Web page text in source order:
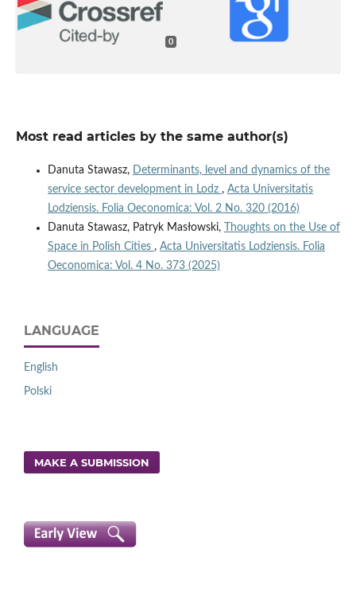
0
Most read articles by the same author(s)
Danuta Stawasz,
Determinants, level and dynamics of the
service sector development in Lodz , Acta Universitatis
Lodziensis. Folia Oeconomica: Vol. 2 No. 320 (2016)
Danuta Stawasz, Patryk Masłowski,
Thoughts on the Use of
Space in Polish Cities , Acta Universitatis Lodziensis. Folia
Oeconomica: Vol. 4 No. 373 (2025)
LANGUAGE
English
Polski
MAKE A SUBMISSION